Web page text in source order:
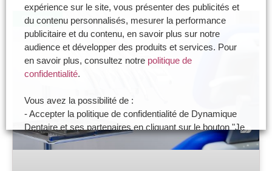
GESTION
expérience sur le site, vous présenter des publicités et
du contenu personnalisés, mesurer la performance
publicitaire et du contenu, en savoir plus sur notre
audience et développer des produits et services. Pour
en savoir plus, consultez notre politique de
confidentialité.
Vous avez la possibilité de :
- Accepter la politique de confidentialité de Dynamique
Dentaire et ses partenaires en cliquant sur le bouton "Je
certifie être un professionnel de santé et accepte la